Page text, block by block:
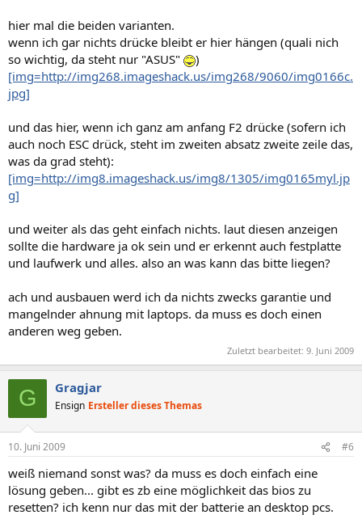
hier mal die beiden varianten.
wenn ich gar nichts drücke bleibt er hier hängen (quali nich
so wichtig, da steht nur "ASUS"
)
[img=http://img268.imageshack.us/img268/9060/img0166c.
jpg]
und das hier, wenn ich ganz am anfang F2 drücke (sofern ich
auch noch ESC drück, steht im zweiten absatz zweite zeile das,
was da grad steht):
[img=http://img8.imageshack.us/img8/1305/img0165myl.jp
g]
und weiter als das geht einfach nichts. laut diesen anzeigen
sollte die hardware ja ok sein und er erkennt auch festplatte
und laufwerk und alles. also an was kann das bitte liegen?
ach und ausbauen werd ich da nichts zwecks garantie und
mangelnder ahnung mit laptops. da muss es doch einen
anderen weg geben.
Zuletzt bearbeitet: 9. Juni 2009
G Gragjar
Ensign Ersteller dieses Themas
10. Juni 2009 #6
weiß niemand sonst was? da muss es doch einfach eine
lösung geben... gibt es zb eine möglichkeit das bios zu
resetten? ich kenn nur das mit der batterie an desktop pcs.